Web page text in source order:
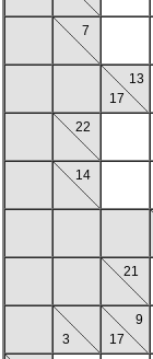
7
13
17
22
14
21
3
9
17